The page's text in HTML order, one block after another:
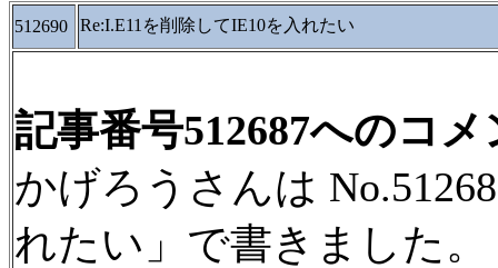
512690
Re:I.E11を削除してIE10を入れたい
記事番号512687へのコメ
かげろうさんは
れたい」で書きました。